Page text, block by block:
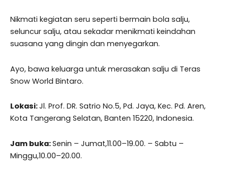
Nikmati kegiatan seru seperti bermain bola salju,
seluncur salju, atau sekadar menikmati keindahan
suasana yang dingin dan menyegarkan.
Ayo, bawa keluarga untuk merasakan salju di Teras
Snow World Bintaro.
Lokasi:Jl. Prof. DR. Satrio No.5, Pd. Jaya, Kec. Pd. Aren,
Kota Tangerang Selatan, Banten 15220, Indonesia.
Jam buka:Senin – Jumat,11.00–19.00. – Sabtu –
Minggu,10.00–20.00.